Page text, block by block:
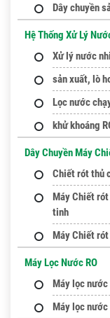
Dây chuyền
Hệ Thống Xử Lý
Xử lý nước
sản xuất, lò
Lọc nước
khử khoáng
Dây Chuyền Máy
Chiết rót thủ
Máy Chiết
tinh
Máy Chiết
Máy Lọc Nước RO
Máy lọc
Máy lọc